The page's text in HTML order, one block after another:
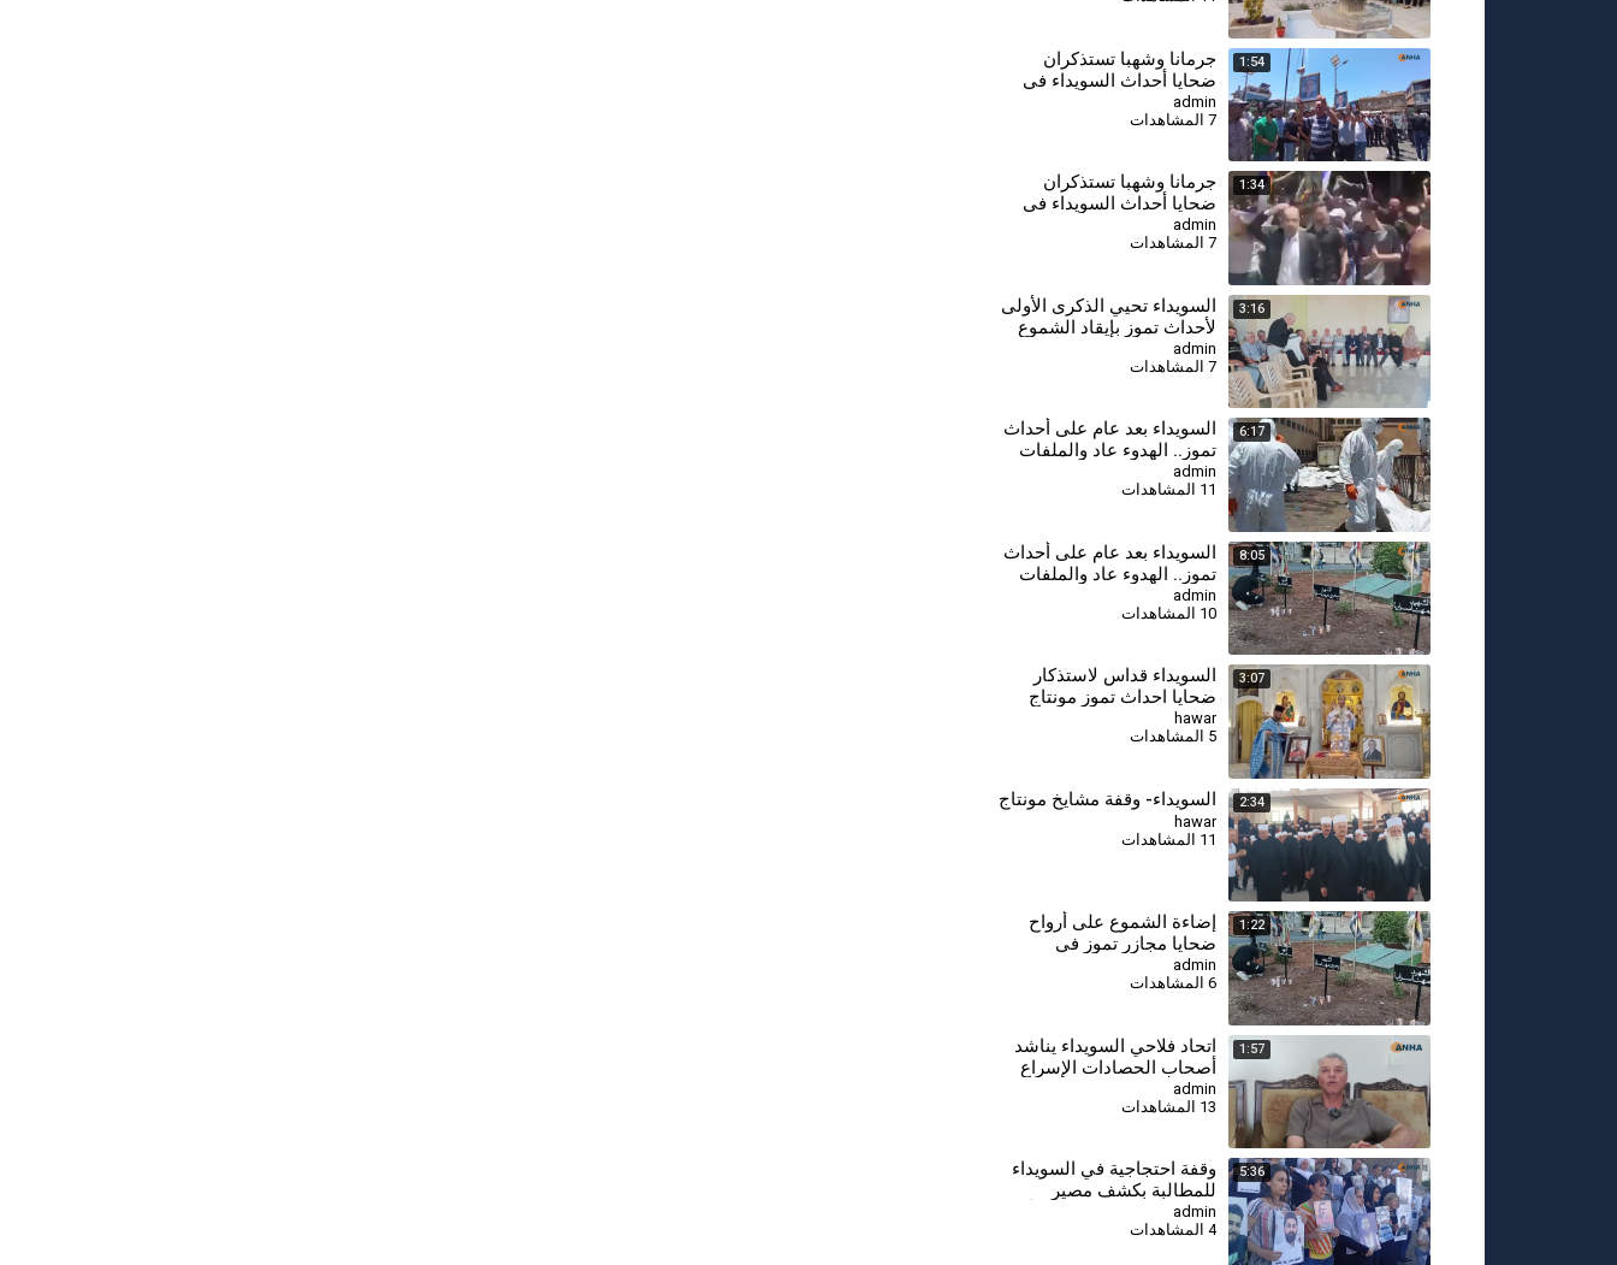
1:54
جرمانا وشهبا تستذكران
ضحايا أحداث السويداء في
ذكراها السنوية الأولى
admin
7 المشاهدات
1:34
جرمانا وشهبا تستذكران
ضحايا أحداث السويداء في
ذكراها السنوية الأولى
admin
7 المشاهدات
3:16
⁣السويداء تحيي الذكرى الأولى
لأحداث تموز بإيقاد الشموع
وتقديم واجب العزاء
admin
7 المشاهدات
6:17
السويداء بعد عام على أحداث
تموز.. الهدوء عاد والملفات
الكبرى ما تزال مفتوحة
admin
11 المشاهدات
8:05
⁣السويداء بعد عام على أحداث
تموز.. الهدوء عاد والملفات
الكبرى ما تزال مفتوحة
admin
10 المشاهدات
3:07
السويداء قداس لاستذكار
ضحايا احداث تموز مونتاج
hawar
5 المشاهدات
2:34 السويداء- وقفة مشايخ مونتاج
hawar
11 المشاهدات
1:22
⁣إضاءة الشموع على أرواح
ضحايا مجازر تموز في
السويداء
admin
6 المشاهدات
1:57
اتحاد فلاحي السويداء يناشد
أصحاب الحصادات الإسراع
في حصاد القمح لإنقاذ
الموسم
admin
13 المشاهدات
5:36
وقفة احتجاجية في السويداء
للمطالبة بكشف مصير
المعتقلين والمغيبين قسراً
admin
4 المشاهدات